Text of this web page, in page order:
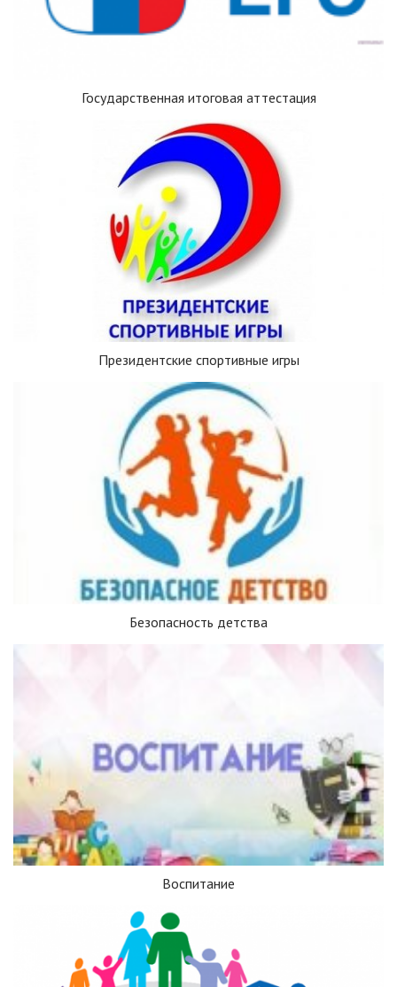
Государственная итоговая аттестация
Президентские спортивные игры
Безопасность детства
Воспитание